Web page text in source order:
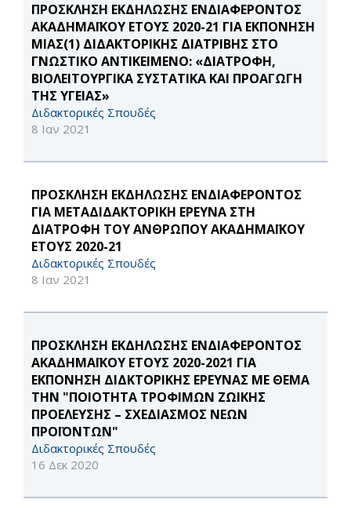
ΠΡΟΣΚΛΗΣΗ ΕΚΔΗΛΩΣΗΣ ΕΝΔΙΑΦΕΡΟΝΤΟΣ
ΑΚΑΔΗΜΑΪΚΟΥ ΕΤΟΥΣ 2020-21 ΓΙΑ ΕΚΠΟΝΗΣΗ
ΜΙΑΣ(1) ΔΙΔΑΚΤΟΡΙΚΗΣ ΔΙΑΤΡΙΒΗΣ ΣΤΟ
ΓΝΩΣΤΙΚΟ ΑΝΤΙΚΕΙΜΕΝΟ: «ΔΙΑΤΡΟΦΗ,
ΒΙΟΛΕΙΤΟΥΡΓΙΚΑ ΣΥΣΤΑΤΙΚΑ ΚΑΙ ΠΡΟΑΓΩΓΗ
ΤΗΣ ΥΓΕΙΑΣ»
Διδακτορικές Σπουδές
8 Ιαν 2021
ΠΡΟΣΚΛΗΣΗ ΕΚΔΗΛΩΣΗΣ ΕΝΔΙΑΦΕΡΟΝΤΟΣ
ΓΙΑ ΜΕΤΑΔΙΔΑΚΤΟΡΙΚΗ ΕΡΕΥΝΑ ΣΤΗ
ΔΙΑΤΡΟΦΗ ΤΟΥ ΑΝΘΡΩΠΟΥ ΑΚΑΔΗΜΑΪΚΟΥ
ΕΤΟΥΣ 2020-21
Διδακτορικές Σπουδές
8 Ιαν 2021
ΠΡΟΣΚΛΗΣΗ ΕΚΔΗΛΩΣΗΣ ΕΝΔΙΑΦΕΡΟΝΤΟΣ
ΑΚΑΔΗΜΑΪΚΟΥ ΕΤΟΥΣ 2020-2021 ΓΙΑ
ΕΚΠΟΝΗΣΗ ΔΙΔΚΤΟΡΙΚΗΣ ΕΡΕΥΝΑΣ ΜΕ ΘΕΜΑ
ΤΗΝ "ΠΟΙΟΤΗΤΑ ΤΡΟΦΙΜΩΝ ΖΩΙΚΗΣ
ΠΡΟΕΛΕΥΣΗΣ – ΣΧΕΔΙΑΣΜΟΣ ΝΕΩΝ
ΠΡΟΪΟΝΤΩΝ"
Διδακτορικές Σπουδές
16 Δεκ 2020